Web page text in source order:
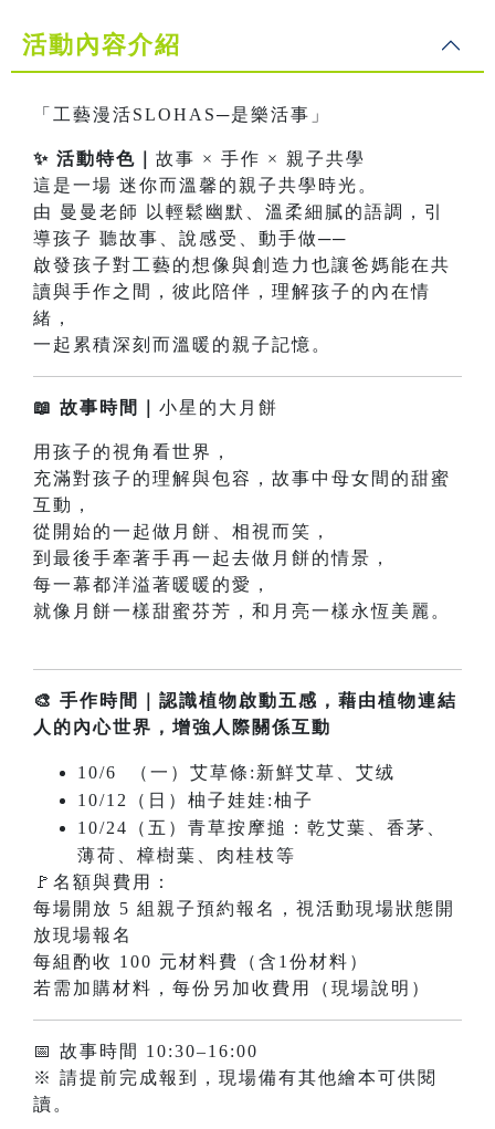
活動內容介紹
「工藝漫活SLOHAS─是樂活事」
✨ 活動特色｜ 故事 × 手作 × 親子共學
這是一場 迷你而溫馨的親子共學時光。
由 曼曼老師 以輕鬆幽默、溫柔細膩的語調，引
導孩子 聽故事、說感受、動手做──
啟發孩子對工藝的想像與創造力也讓爸媽能在共
讀與手作之間，彼此陪伴，理解孩子的內在情
緒，
一起累積深刻而溫暖的親子記憶。
📖 故事時間｜ 小星的大月餅
用孩子的視角看世界，
充滿對孩子的理解與包容，故事中母女間的甜蜜
互動，
從開始的一起做月餅、相視而笑，
到最後手牽著手再一起去做月餅的情景，
每一幕都洋溢著暖暖的愛，
就像月餅一樣甜蜜芬芳，和月亮一樣永恆美麗。
🎨 手作時間｜認識植物啟動五感，藉由植物連結
人的內心世界，增強人際關係互動
10/6 （一）艾草條:新鮮艾草、艾绒
10/12（日）柚子娃娃:柚子
10/24（五）青草按摩搥：乾艾葉、香茅、
薄荷、樟樹葉、肉桂枝等
🚩名額與費用：
每場開放 5 組親子預約報名，視活動現場狀態開
放現場報名
每組酌收 100 元材料費（含1份材料）
若需加購材料，每份另加收費用（現場說明）
📅 故事時間 10:30–16:00
※ 請提前完成報到，現場備有其他繪本可供閱
讀。